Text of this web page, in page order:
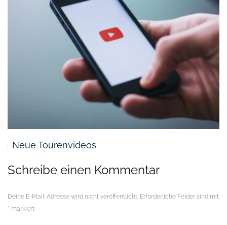
Neue Tourenvideos
Schreibe einen Kommentar
Deine E-Mail-Adresse wird nicht veröffentlicht. Erforderliche Felder sind mit
* markiert